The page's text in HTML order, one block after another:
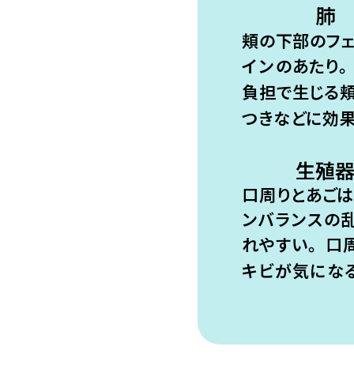
肺
頬の下部のフ
インのあたり。
負担で生じる
つきなどに効
生殖
口周りとあごは
ンバランスの
れやすい。 口
キビが気にな